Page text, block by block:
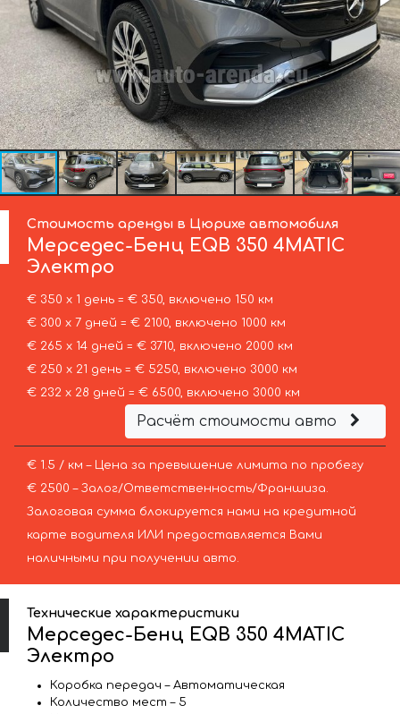
Стоимость аренды в Цюрихе автомобиля
Мерседес-Бенц EQB 350 4MATIC
Электро
€ 350 х 1 день = € 350, включено 150 км
€ 300 х 7 дней = € 2100, включено 1000 км
€ 265 х 14 дней = € 3710, включено 2000 км
€ 250 х 21 день = € 5250, включено 3000 км
€ 232 х 28 дней = € 6500, включено 3000 км
Расчёт стоимости авто
€ 1.5 / км – Цена за превышение лимита по пробегу
€ 2500 – Залог/Ответственность/Франшиза.
Залоговая сумма блокируется нами на кредитной
карте водителя ИЛИ предоставляется Вами
наличными при получении авто.
Технические характеристики
Мерседес-Бенц EQB 350 4MATIC
Электро
Коробка передач – Автоматическая
Количество мест – 5